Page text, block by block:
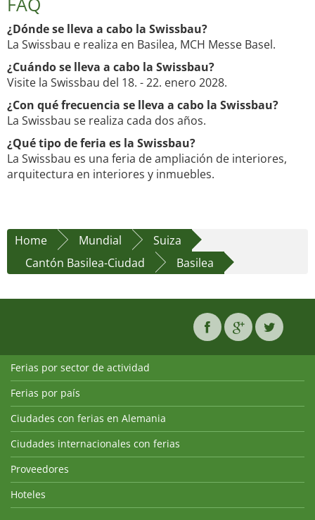
¿Dónde se lleva a cabo la Swissbau?
La Swissbau e realiza en Basilea, MCH Messe Basel.
¿Cuándo se lleva a cabo la Swissbau?
Visite la Swissbau del 18. - 22. enero 2028.
¿Con qué frecuencia se lleva a cabo la Swissbau?
La Swissbau se realiza cada dos años.
¿Qué tipo de feria es la Swissbau?
La Swissbau es una feria de ampliación de interiores,
arquitectura en interiores y inmuebles.
Home Mundial
Suiza
Cantón Basilea-Ciudad
Basilea
Ferias por sector de actividad
Ferias por país
Ciudades con ferias en Alemania
Ciudades internacionales con ferias
Proveedores
Hoteles